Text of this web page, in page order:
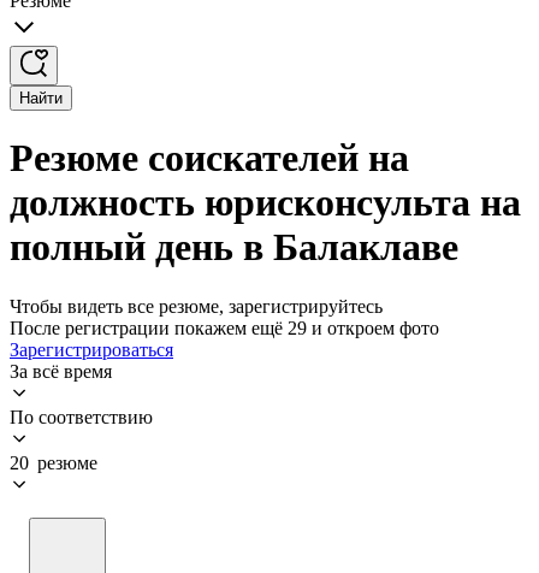
Найти
Резюме соискателей на
должность юрисконсульта на
полный день в Балаклаве
Чтобы видеть все резюме, зарегистрируйтесь
После регистрации покажем ещё 29 и откроем фото
Зарегистрироваться
За всё время
По соответствию
20 резюме